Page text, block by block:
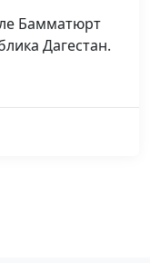
Бамматюрт
Дагестан.